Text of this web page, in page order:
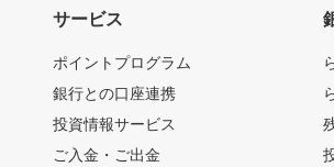
サービス
ポイントプログラム
銀行との口座連携
投資情報サービス
ご入金・ご出金